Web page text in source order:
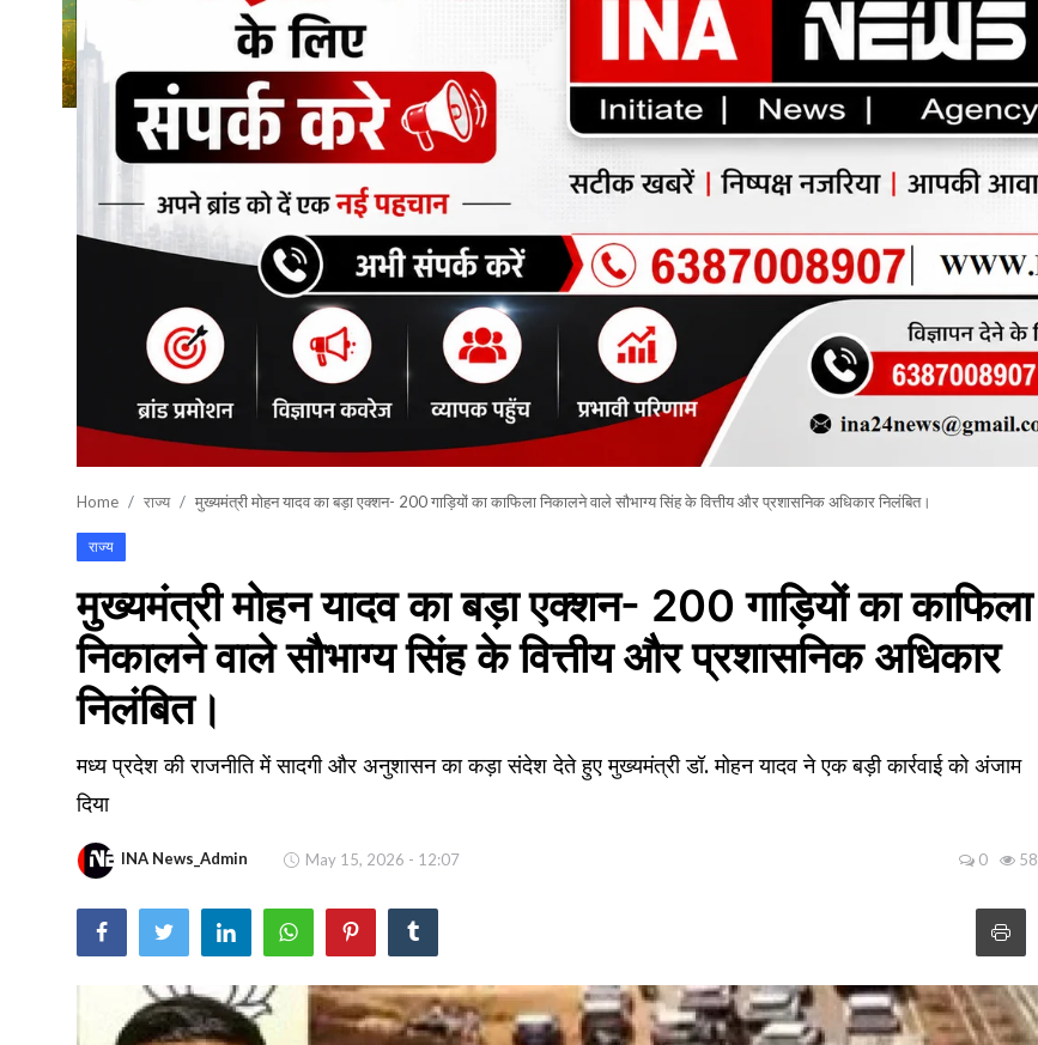
मनोरंजन
स्वास्थ्य\लाइफस्टाइल
अजब गजब
टेक्नोलॉजी / बिजनेस
वायरल न्यूज़
Home राज्य मुख्यमंत्री मोहन यादव का बड़ा एक्शन- 200 गाड़ियों का काफिला निकालने वाले सौभाग्य सिंह के वित्तीय और प्रशासनिक अधिकार निलंबित।
राज्य
मुख्यमंत्री मोहन यादव का बड़ा एक्शन- 200 गाड़ियों का काफिला
निकालने वाले सौभाग्य सिंह के वित्तीय और प्रशासनिक अधिकार
निलंबित।
मध्य प्रदेश की राजनीति में सादगी और अनुशासन का कड़ा संदेश देते हुए मुख्यमंत्री डॉ. मोहन यादव ने एक बड़ी कार्रवाई को अंजाम
दिया
INA News_Admin May 15, 2026 - 12:07 0 58